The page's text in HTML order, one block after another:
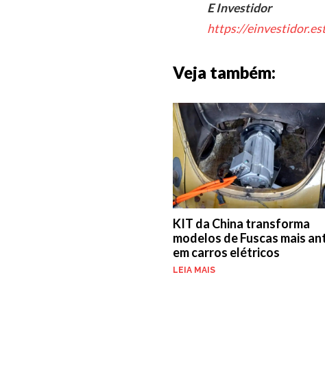
E Investidor
https://
Veja também:
KIT da China transforma
modelos de Fuscas mais
em carros elétricos
LEIA MAIS